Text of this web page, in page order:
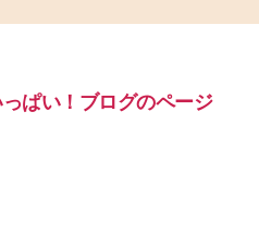
ぱい！ブログのページ